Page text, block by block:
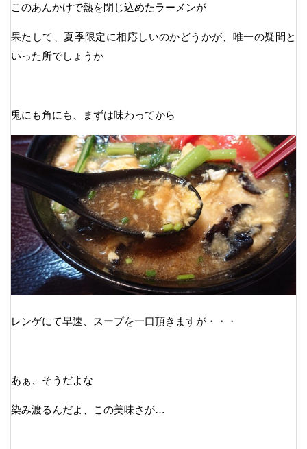
このあんかけで熱を閉じ込めたラーメンが
果たして、夏季限定に相応しいのかどうかが、唯一の疑問と
いった所でしょうか
兎にも角にも、まずは味わってから
レンゲにて早速、スープを一口頂きますが・・・
あぁ、そうだよな
染み渡るんだよ、この美味さが…